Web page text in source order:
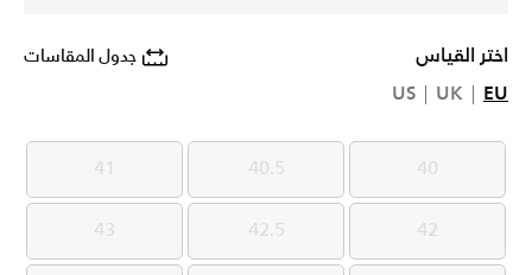
اختر القياس جدول المقاسات
EU
UK
US
40
40
40.5
40.5
41
41
42
42
42.5
42.5
43
43